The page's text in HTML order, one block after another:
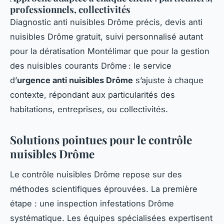
professionnels, collectivités
Diagnostic anti nuisibles Drôme précis, devis anti
nuisibles Drôme gratuit, suivi personnalisé autant
pour la dératisation Montélimar que pour la gestion
des nuisibles courants Drôme : le service
d’urgence anti nuisibles Drôme s’ajuste à chaque
contexte, répondant aux particularités des
habitations, entreprises, ou collectivités.
Solutions pointues pour le contrôle
nuisibles Drôme
Le contrôle nuisibles Drôme repose sur des
méthodes scientifiques éprouvées. La première
étape : une inspection infestations Drôme
systématique. Les équipes spécialisées expertisent